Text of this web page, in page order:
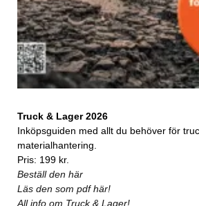
Truck & Lager 2026
Inköpsguiden med allt du behöver för
materialhantering.
Pris: 199 kr.
Beställ den här
Läs den som pdf här!
All info om Truck & Lager!